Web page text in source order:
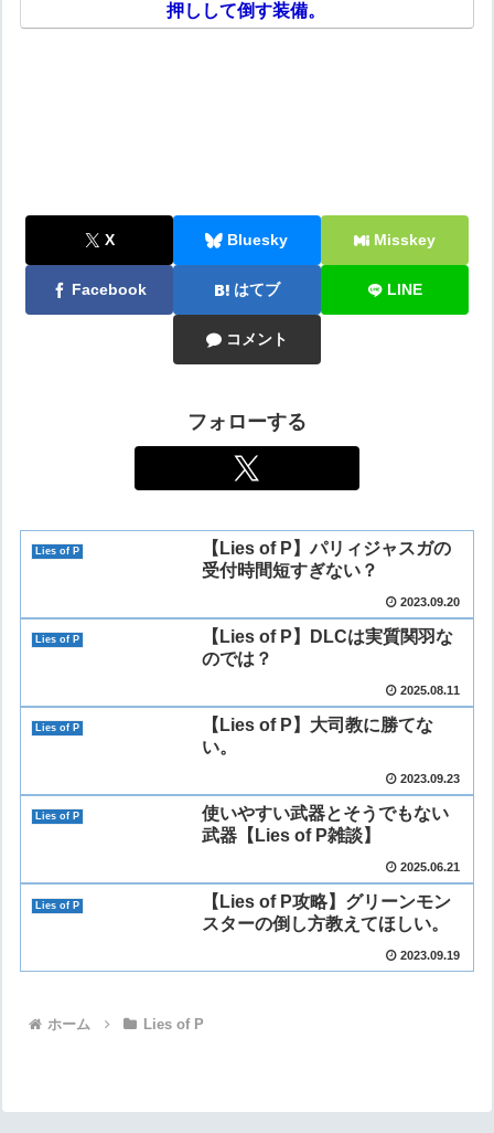
押しして倒す装備。
X Bluesky Misskey
Facebook はてブ LINE
コメント
フォローする
Lies of P
【Lies of P】パリィジャスガの
受付時間短すぎない？
2023.09.20
Lies of P
【Lies of P】DLCは実質関羽な
のでは？
2025.08.11
Lies of P
【Lies of P】大司教に勝てな
い。
2023.09.23
Lies of P
使いやすい武器とそうでもない
武器【Lies of P雑談】
2025.06.21
Lies of P
【Lies of P攻略】グリーンモン
スターの倒し方教えてほしい。
2023.09.19
ホーム Lies of P